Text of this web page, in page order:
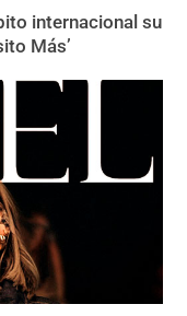
internacional su
Más’